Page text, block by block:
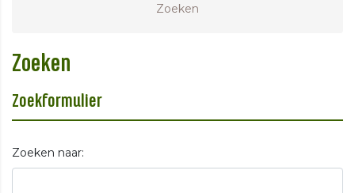
Zoeken
Zoeken
Zoekformulier
Zoeken naar: